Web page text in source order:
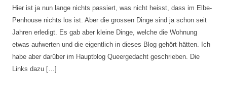
Hier ist ja nun lange nichts passiert, was nicht heisst, dass im Elbe-
Penhouse nichts los ist. Aber die grossen Dinge sind ja schon seit
Jahren erledigt. Es gab aber kleine Dinge, welche die Wohnung
etwas aufwerten und die eigentlich in dieses Blog gehört hätten. Ich
habe aber darüber im Hauptblog Queergedacht geschrieben. Die
Links dazu […]